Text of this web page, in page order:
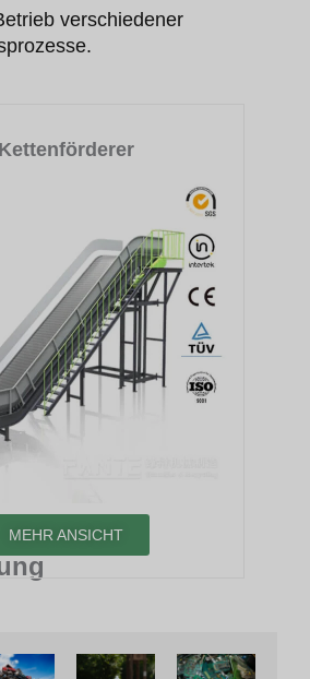
verschiedener
Kettenförderer
MEHR ANSICHT